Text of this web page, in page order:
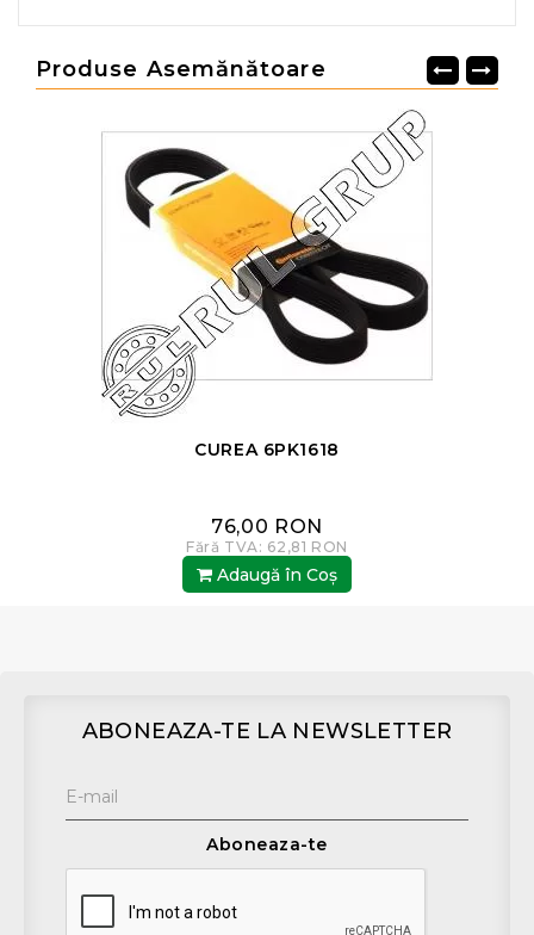
Produse Asemănătoare
CUREA 6PK1618
76,00 RON
Fără TVA: 62,81 RON
Adaugă în Coş
ABONEAZA-TE LA NEWSLETTER
Aboneaza-te